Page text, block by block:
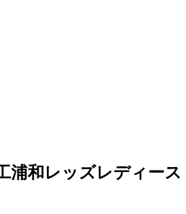
浦和レッズレディース